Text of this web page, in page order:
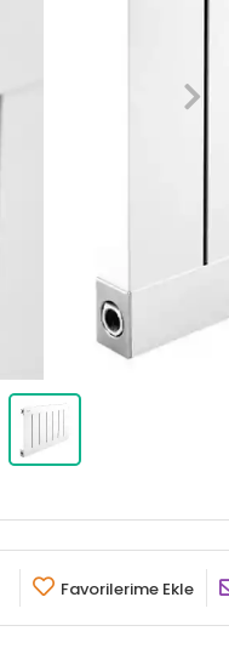
Favorilerime Ekle